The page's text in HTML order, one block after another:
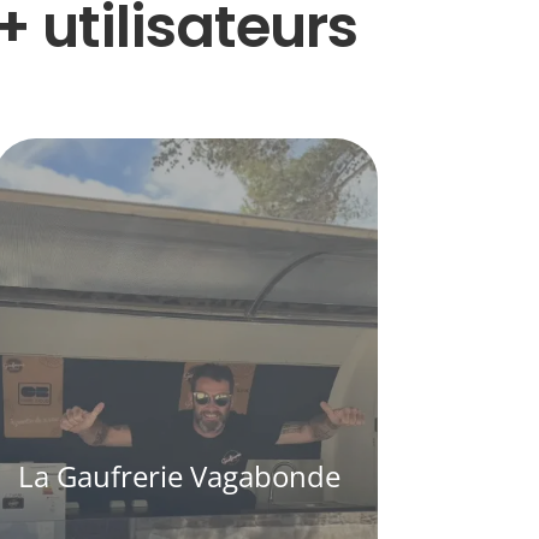
utilisateurs
La Gaufrerie Vagabonde